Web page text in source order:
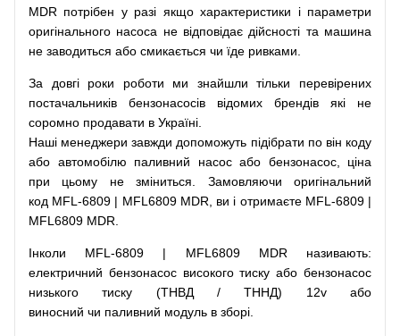
MDR потрібен у разі якщо характеристики і параметри
оригінального насоса не відповідає дійсності та машина
не заводиться або смикається чи їде ривками
За довгі роки роботи ми знайшли тільки
перевірених
постачальників
бензонасосів відомих брендів які
не
соромно продавати в Україні.
Наші менеджери завжди допоможуть підібрати по він коду
або автомобілю паливний насос або бензонасос,
ціна
при
цьому не зміниться Замовляючи
оригінальний
код MFL-6809 | MFL6809 MDR, ви і отримаєте MFL-6809 |
MFL6809 MDR.
Інколи MFL-6809 | MFL6809 MDR називають:
електричний бензонасос високого тиску або бензонасос
низького
тиску (ТНВД / ТННД) 12v
або
виносний чи паливний модуль в зборі